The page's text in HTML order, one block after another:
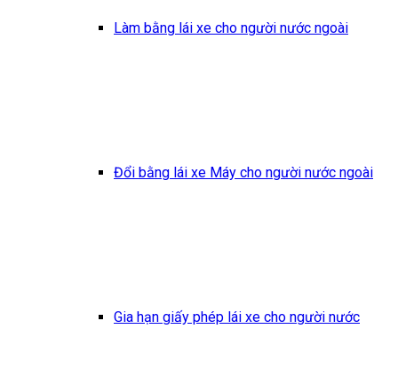
Làm bằng lái xe cho người nước ngoài
Đổi bằng lái xe Máy cho người nước ngoài
Gia hạn giấy phép lái xe cho người nước